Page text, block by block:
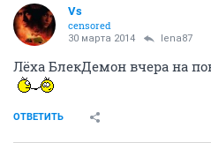
Vs
censored
30 марта 2014 lena87
Лёха БлекДемон вчера на
ОТВЕТИТЬ